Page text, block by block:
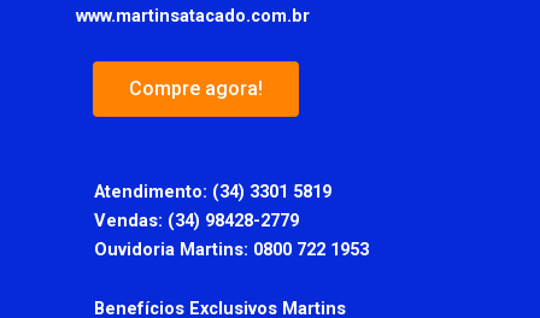
www.martinsatacado.com.br
Compre agora!
Atendimento: (34) 3301 5819
Vendas: (34) 98428-2779
Ouvidoria Martins: 0800 722 1953
Benefícios Exclusivos Martins